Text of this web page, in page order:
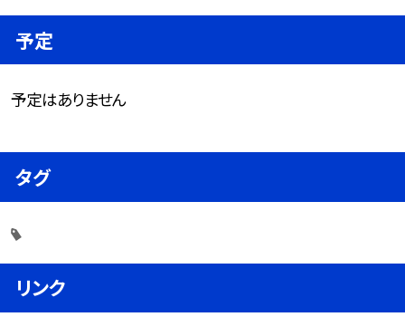
予定
予定はありません
タグ
リンク